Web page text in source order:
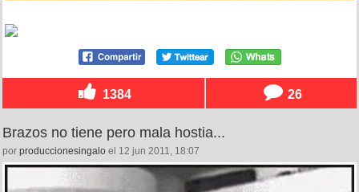
1384 26
Brazos no tiene pero mala hostia...
por produccionesingalo el 12 jun 2011, 18:07